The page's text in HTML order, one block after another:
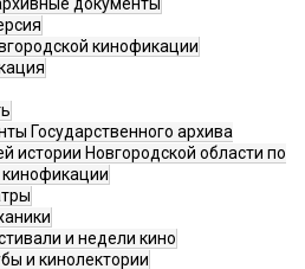
документы
кинофикации
Государственного архива
истории Новгородской области по
кинофикации
и недели кино
и кинолектории